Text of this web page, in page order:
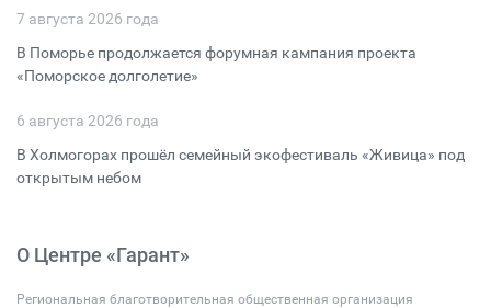
7 августа 2026 года
В Поморье продолжается форумная кампания проекта
«Поморское долголетие»
6 августа 2026 года
В Холмогорах прошёл семейный экофестиваль «Живица» под
открытым небом
О Центре «Гарант»
Региональная благотворительная общественная организация